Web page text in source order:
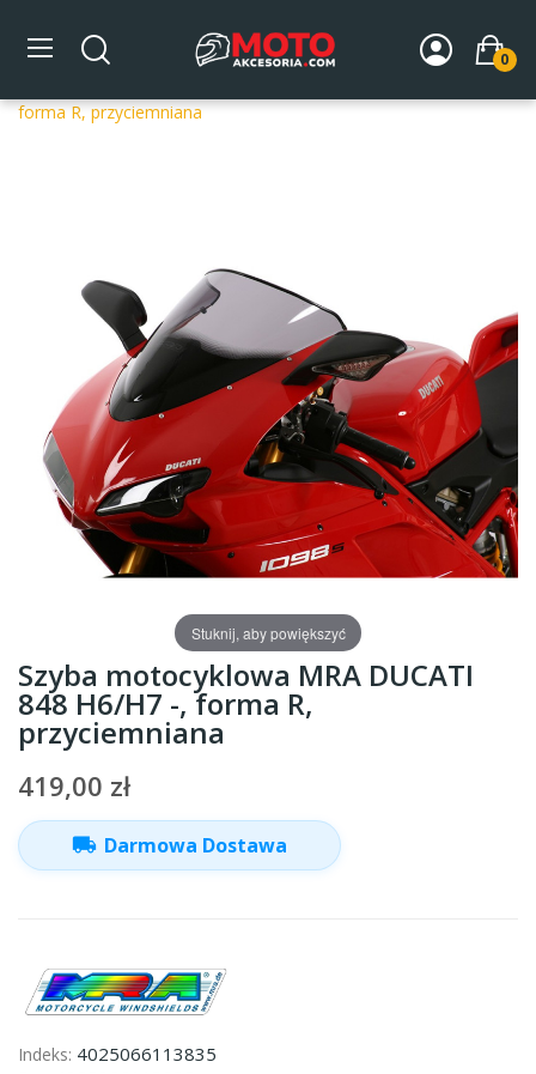
0
Strona główna DLA MOTOCYKLA Szyby
Szyby
forma R, przyciemniana
Stuknij, aby powiększyć
Szyba motocyklowa MRA DUCATI
848 H6/H7 -, forma R,
przyciemniana
419,00 zł
local_shipping Darmowa Dostawa
Indeks: 4025066113835